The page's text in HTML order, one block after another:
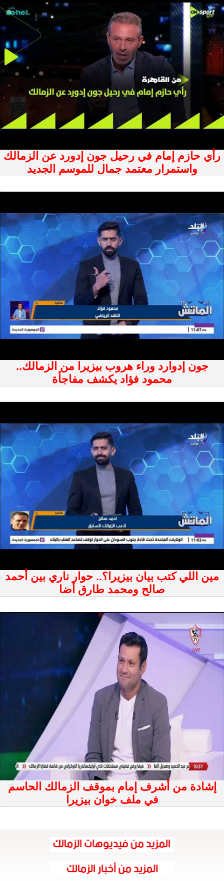
رأي حازم إمام في رحيل جون إدورد عن الزمالك
واستمرار معتمد جمال للموسم الجديد
جون إدوارد وراء هروب بيزيرا من الزمالك..
محمود فؤاد يكشف مفاجأة
مين اللي كتب بيان بيزيرا؟.. حوار ناري بين أحمد
صالح ومحمد طارق أضا
إشادة من أشرف إمام بموقف الزمالك الحاسم
في ملف خوان بيزيرا